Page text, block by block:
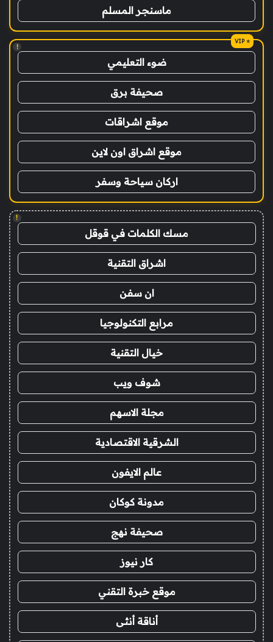
ماسنجر المسلم
!
ضوء التعليمي
صحيفة برق
موقع اشراقات
موقع اشراق اون لاين
اركان سياحة وسفر
!
مسك الكلمات في قوقل
اشراق التقنية
ان سفن
مرابع التكنولوجيا
خيال التقنية
شوف ويب
مجلة الاسهم
الشرقية الاقتصادية
عالم الايفون
مدونة كوكان
صحيفة نهج
كار نيوز
موقع خبرة التقني
أناقة أنثى